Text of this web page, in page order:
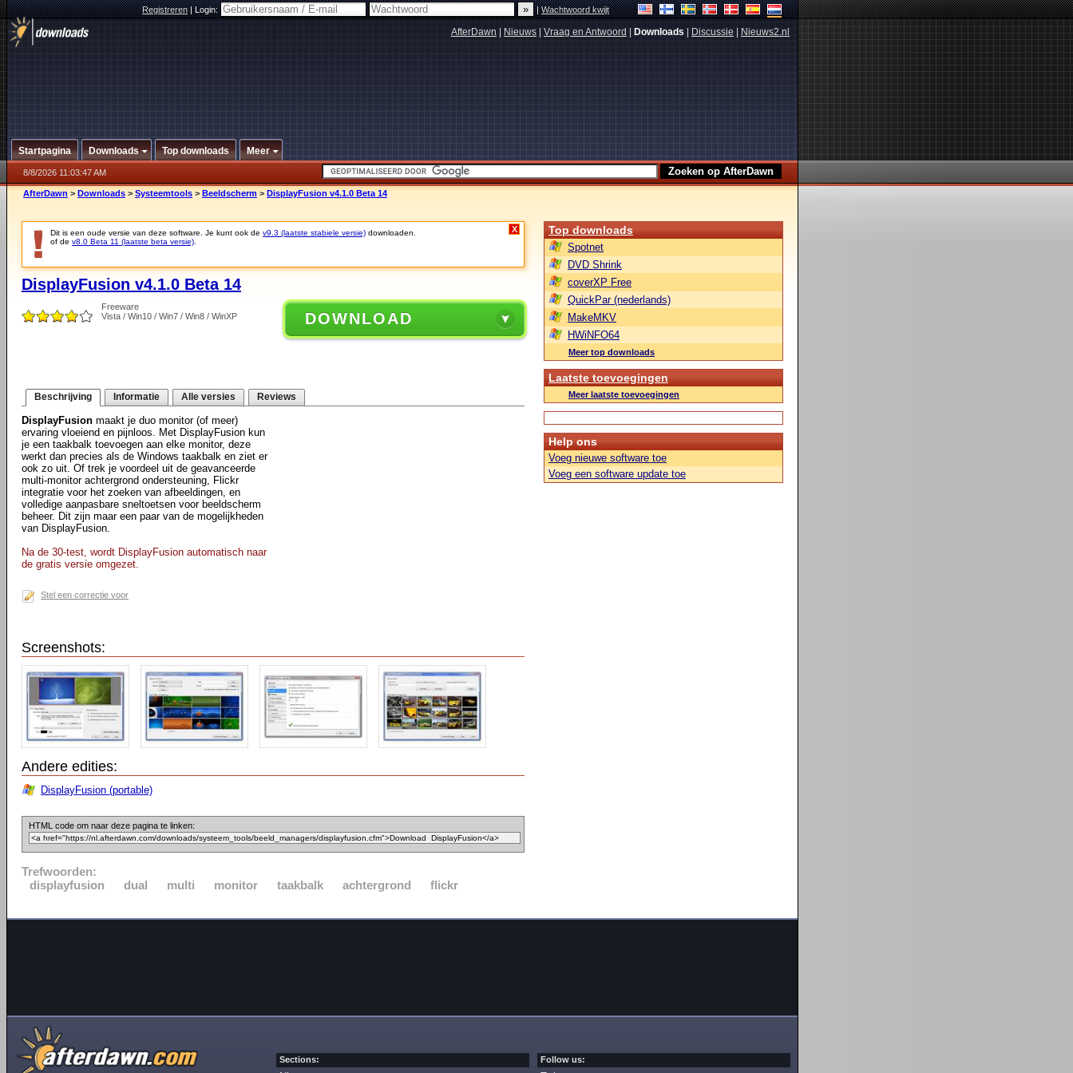
Registreren|Login: |Wachtwoord kwijt
AfterDawn Nieuws Vraag en Antwoord Downloads Discussie Nieuws2.nl
Startpagina Downloads Top downloads Meer
8/8/2026 11:03:47 AM
AfterDawn > Downloads > Systeemtools > Beeldscherm > DisplayFusion v4.1.0 Beta 14
Dit is een oude versie van deze software. Je kunt ook de v9.3 (laatste stabiele versie) downloaden.
of de v8.0 Beta 11 (laatste beta versie)
X
DisplayFusion v4.1.0 Beta 14
Freeware
Vista / Win10 / Win7 / Win8 / WinXP
DOWNLOAD
Beschrijving Informatie Alle versies Reviews
DisplayFusion maakt je duo monitor (of meer)
ervaring vloeiend en pijnloos. Met DisplayFusion kun
je een taakbalk toevoegen aan elke monitor, deze
werkt dan precies als de Windows taakbalk en ziet er
ook zo uit. Of trek je voordeel uit de geavanceerde
multi-monitor achtergrond ondersteuning, Flickr
integratie voor het zoeken van afbeeldingen, en
volledige aanpasbare sneltoetsen voor beeldscherm
beheer. Dit zijn maar een paar van de mogelijkheden
van DisplayFusion.
Na de 30-test, wordt DisplayFusion automatisch naar
de gratis versie omgezet.
Stel een correctie voor
Screenshots:
Andere edities:
DisplayFusion (portable)
HTML code om naar deze pagina te linken:
Trefwoorden:
displayfusion
dual multi monitor taakbalk achtergrond flickr
Top downloads
Spotnet
DVD Shrink
coverXP Free
QuickPar (nederlands)
MakeMKV
HWiNFO64
Meer top downloads
Laatste toevoegingen
Meer laatste toevoegingen
Help ons
Voeg nieuwe software toe
Voeg een software update toe
Sections: Follow us: